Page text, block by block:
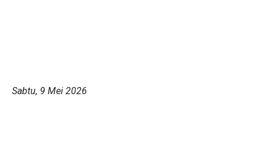
Sabtu, 9 Mei 2026